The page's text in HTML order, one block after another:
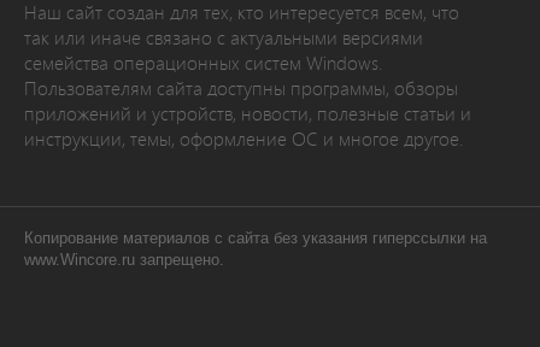
Наш сайт создан для тех, кто интересуется всем, что
так или иначе связано с актуальными версиями
семейства операционных систем Windows.
Пользователям сайта доступны программы, обзоры
приложений и устройств, новости, полезные статьи и
инструкции, темы, оформление ОС и многое другое.
Копирование материалов с сайта без указания гиперссылки на
www.Wincore.ru запрещено.